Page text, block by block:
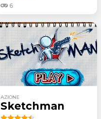
6
AZIONE
Sketchman